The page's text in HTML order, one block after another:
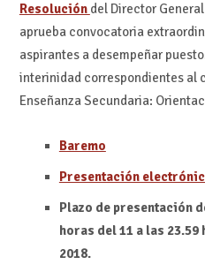
Resolución del Director
aprueba convocatoria
aspirantes a desempeñar
interinidad correspondientes al
Enseñanza Secundaria:
Baremo
Presentación
Plazo de presentación
horas del 11 a las
2018.